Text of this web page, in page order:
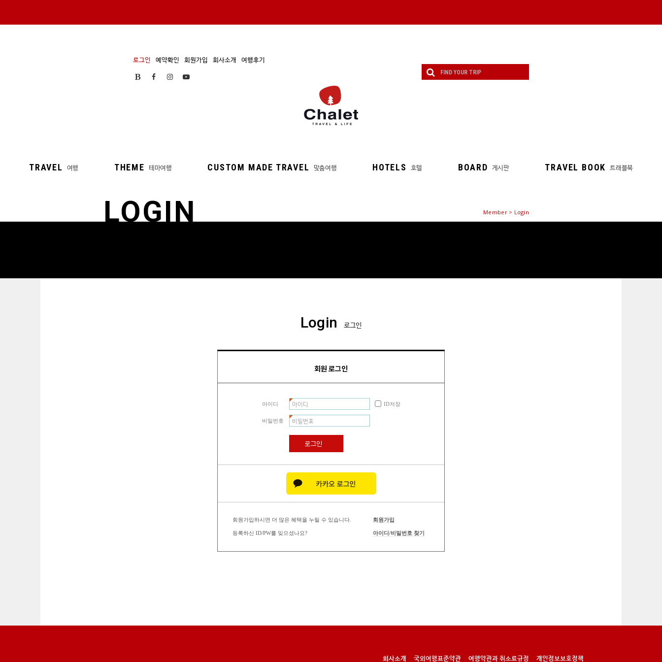
로그인 예약확인 회원가입 회사소개 여행후기
TRAVEL 여행 THEME 테마여행 CUSTOM MADE TRAVEL 맞춤여행 HOTELS 호텔 BOARD 게시판 TRAVEL BOOK 트래블북
LOGIN Member > Login
Login 로그인
회원 로그인
아이디 ID저장
비밀번호
로그인
회원가입하시면 더 많은 혜택을 누릴 수 있습니다. 회원가입
등록하신 ID/PW를 잊으셨나요? 아이디/비밀번호 찾기
회사소개 국외여행표준약관 여행약관과 취소료규정 개인정보보호정책